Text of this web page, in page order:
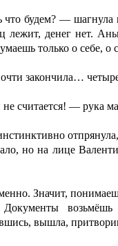
будем? — шагнула
лежит, денег нет.
только о себе, о
закончила…
считается! — рука
но на лице
Значит,
вышла,